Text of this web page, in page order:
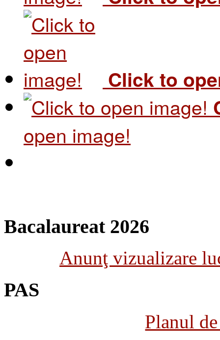
Click to
open image!
Bacalaureat 2026
Anunţ vizualizare
PAS
Planul